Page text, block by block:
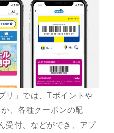
リ」では、Tポイントや
、各種クーポンの配
受付、などができ、アプ